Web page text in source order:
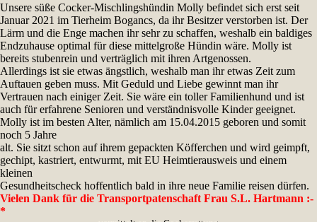
Unsere süße Cocker-Mischlingshündin Molly befindet sich erst seit
Januar 2021 im Tierheim Bogancs, da ihr Besitzer verstorben ist. Der
Lärm und die Enge machen ihr sehr zu schaffen, weshalb ein baldiges
Endzuhause optimal für diese mittelgroße Hündin wäre. Molly ist
bereits stubenrein und verträglich mit ihren Artgenossen.
Allerdings ist sie etwas ängstlich, weshalb man ihr etwas Zeit zum
Auftauen geben muss. Mit Geduld und Liebe gewinnt man ihr
Vertrauen nach einiger Zeit. Sie wäre ein toller Familienhund und ist
auch für erfahrene Senioren und verständnisvolle Kinder geeignet.
Molly ist im besten Alter, nämlich am 15.04.2015 geboren und somit
noch 5 Jahre
alt. Sie sitzt schon auf ihrem gepackten Köfferchen und wird geimpft,
gechipt, kastriert, entwurmt, mit EU Heimtierausweis und einem
kleinen
Gesundheitscheck hoffentlich bald in ihre neue Familie reisen dürfen.
Vielen Dank für die Transportpatenschaft Frau S.L. Hartmann :-
*